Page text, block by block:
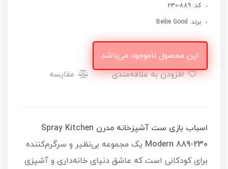
کد: 889-230
برند: Beibe Good
این محصول ناموجود می‌باشد
افزودن به علاقه‌مندی
مقایسه
اسباب بازی ست آشپزخانه مدرن Spray Kitchen
Modern 889-230 یک مجموعه بی‌نظیر و سرگرم‌کننده
برای کودکانی است که عاشق دنیای خانه‌داری و آشپزی